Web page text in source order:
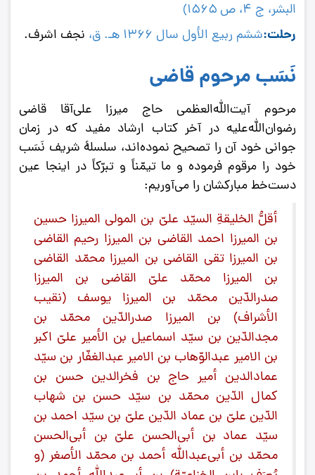
البشر، ج ٤، ص ١٥٦٥)
رحلت:ششم ربیع الأول سال 1366 هـ. ق، نجف اشرف.
نَسَب مرحوم قاضی
مرحوم آیت‌الله‌العظمی حاج میرزا‌ علی‌آقا قاضی
رضوان‌الله‌علیه در آخر کتاب ارشاد مفید که در زمان
جوانی خود آن را تصحیح نموده‌اند، سلسلۀ شریف نَسَب
خود را مرقوم فرموده و ما تیمّناً و تبرّکاً در اینجا عین
دست‌خط مبارکشان را می‌آوریم:
أقلُّ الخلیقةِ السیّد علیّ بن المولی المیرزا حسین
بن المیرزا احمد القاضی بن المیرزا رحیم القاضی
بن المیرزا تقی القاضی بن المیرزا محمّد القاضی
بن المیرزا محمّد علیّ القاضی بن المیرزا
صدرالدّین محمّد بن المیرزا یوسف (نقیب
الأشراف) بن المیرزا صدرالدّین محمّد بن
مجدالدّین بن سیّد اسماعیل بن الأمیر علیّ اکبر
بن الامیر عبدالوّهاب بن الامیر عبدالغفّار بن سیّد
عمادالدین أمیر حاج بن فخرالدین حسن بن
کمال الدّین محمّد بن سیّد حسن بن شهاب
الدّین علیّ بن عماد الدّین علیّ بن سیّد احمد بن
سیّد عماد بن أبی‌الحسن علیّ بن أبی‌الحسن
محمّد بن أبی‌عبدالله أحمد بن محمّد الأصغر (و